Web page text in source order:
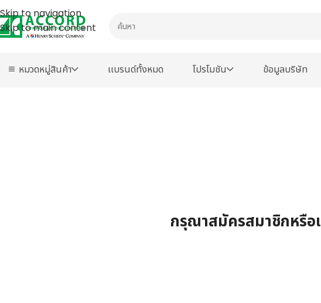
Skip to navigation
Skip to main content
หมวดหมู่สินค้า เเบรนด์ทั้งหมด โปรโมชัน ข้อมูลบริษัท
กรุณาสมัครสมาชิกหรือ